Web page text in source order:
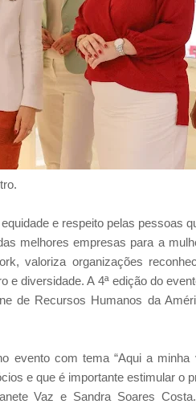
e respeito pelas pessoas
melhores empresas para a
valoriza organizações
e diversidade. A 4ª edição do
de Recursos Humanos da
evento com tema “Aqui a
e que é importante estimular o
Vaz e Sandra Soares